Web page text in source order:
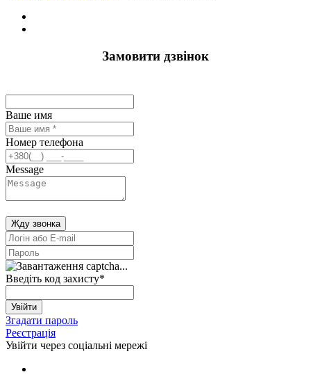
Замовити дзвінок
Ваше имя
Номер телефона
Message
Жду звонка
Введіть код захисту*
Увійти
Згадати пароль
Реєстрація
Увійти через соціальні мережі